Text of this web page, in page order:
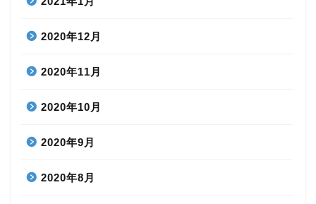
2020年12月
2020年11月
2020年10月
2020年9月
2020年8月